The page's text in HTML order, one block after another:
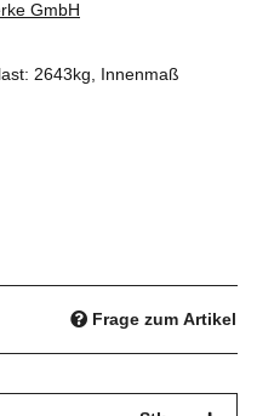
GmbH
2643kg, Innenmaß
Frage zum Artikel